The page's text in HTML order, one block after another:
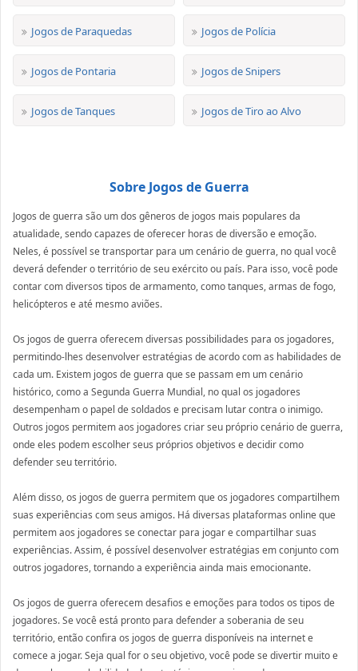
Jogos de Paraquedas Jogos de Polícia
Jogos de Pontaria Jogos de Snipers
Jogos de Tanques Jogos de Tiro ao Alvo
Sobre Jogos de Guerra
Jogos de guerra são um dos gêneros de jogos mais populares da
atualidade, sendo capazes de oferecer horas de diversão e emoção.
Neles, é possível se transportar para um cenário de guerra, no qual você
deverá defender o território de seu exército ou país. Para isso, você pode
contar com diversos tipos de armamento, como tanques, armas de fogo,
helicópteros e até mesmo aviões.
Os jogos de guerra oferecem diversas possibilidades para os jogadores,
permitindo-lhes desenvolver estratégias de acordo com as habilidades de
cada um. Existem jogos de guerra que se passam em um cenário
histórico, como a Segunda Guerra Mundial, no qual os jogadores
desempenham o papel de soldados e precisam lutar contra o inimigo.
Outros jogos permitem aos jogadores criar seu próprio cenário de guerra,
onde eles podem escolher seus próprios objetivos e decidir como
defender seu território.
Além disso, os jogos de guerra permitem que os jogadores compartilhem
suas experiências com seus amigos. Há diversas plataformas online que
permitem aos jogadores se conectar para jogar e compartilhar suas
experiências. Assim, é possível desenvolver estratégias em conjunto com
outros jogadores, tornando a experiência ainda mais emocionante.
Os jogos de guerra oferecem desafios e emoções para todos os tipos de
jogadores. Se você está pronto para defender a soberania de seu
território, então confira os jogos de guerra disponíveis na internet e
comece a jogar. Seja qual for o seu objetivo, você pode se divertir muito e